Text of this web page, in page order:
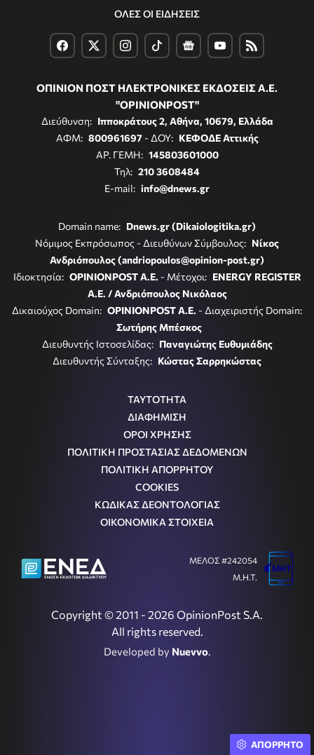
ΟΛΕΣ ΟΙ ΕΙΔΗΣΕΙΣ
ΟΠΙΝΙΟΝ ΠΟΣΤ ΗΛΕΚΤΡΟΝΙΚΕΣ ΕΚΔΟΣΕΙΣ Α.Ε.
"OPINIONPOST"
Διεύθυνση: Ιπποκράτους 2, Αθήνα, 10679, Ελλάδα
ΑΦΜ: 800961697- ΔΟΥ: ΚΕΦΟΔΕ Αττικής
ΑΡ. ΓΕΜΗ: 145803601000
Τηλ: 210 3608484
E-mail: info@dnews.gr
Domain name: Dnews.gr (Dikaiologitika.gr)
Νόμιμος Εκπρόσωπος - Διευθύνων Σύμβουλος: Νίκος
Ανδριόπουλος (andriopoulos@opinion-post.gr)
Ιδιοκτησία: OPINIONPOST A.E. - Μέτοχοι: ENERGY REGISTER
Α.Ε. / Ανδριόπουλος Νικόλαος
Δικαιούχος Domain: OPINIONPOST A.E. - Διαχειριστής Domain:
Σωτήρης Μπέσκος
Διευθυντής Ιστοσελίδας: Παναγιώτης Ευθυμιάδης
Διευθυντής Σύνταξης: Κώστας Σαρρηκώστας
ΤΑΥΤΟΤΗΤΑ
ΔΙΑΦΗΜΙΣΗ
ΟΡΟΙ ΧΡΗΣΗΣ
ΠΟΛΙΤΙΚΗ ΠΡΟΣΤΑΣΙΑΣ ΔΕΔΟΜΕΝΩΝ
ΠΟΛΙΤΙΚΗ ΑΠΟΡΡΗΤΟΥ
COOKIES
ΚΩΔΙΚΑΣ ΔΕΟΝΤΟΛΟΓΙΑΣ
ΟΙΚΟΝΟΜΙΚΑ ΣΤΟΙΧΕΙΑ
Copyright © 2011 - 2026 OpinionPost S.A.
All rights reserved.
Developed by Nuevvo.
ΜΕΛΟΣ #242054
Μ.Η.Τ.
ΑΠΟΡΡΗΤΟ